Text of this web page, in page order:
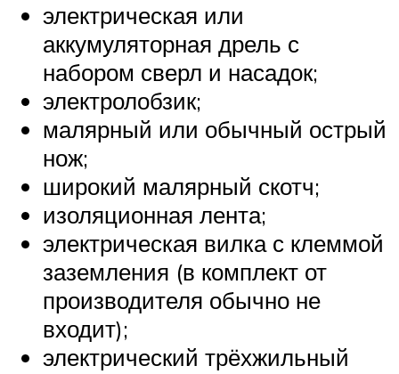
электрическая или
аккумуляторная дрель с
набором сверл и насадок;
электролобзик;
малярный или обычный острый
нож;
широкий малярный скотч;
изоляционная лента;
электрическая вилка с клеммой
заземления (в комплект от
производителя обычно не
входит);
электрический трёхжильный